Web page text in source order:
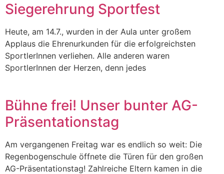
Siegerehrung Sportfest
Heute, am 14.7., wurden in der Aula unter großem
Applaus die Ehrenurkunden für die erfolgreichsten
SportlerInnen verliehen. Alle anderen waren
SportlerInnen der Herzen, denn jedes
Bühne frei! Unser bunter AG-
Präsentationstag
Am vergangenen Freitag war es endlich so weit: Die
Regenbogenschule öffnete die Türen für den großen
AG-Präsentationstag! Zahlreiche Eltern kamen in die